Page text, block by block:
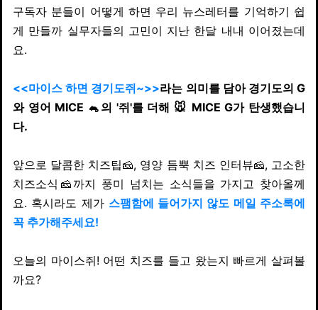
구독자 분들이 어떻게 하면 우리 뉴스레터를 기억하기 쉽
게 만들까 실무자들의 고민이 지난 한달 내내 이어졌는데
요.
<<마이스 하면 경기도쥐~>>라는 의미를 담아 경기도의 G
와 영어 MICE 🐁의 '쥐'를 더해 🐭 MICE G가 탄생했습니
다.
앞으로 달콤한 치즈팁🧀, 영양 듬뿍 치즈 인터뷰🧀, 고소한
치즈소식🧀까지 풍미 넘치는 소식들을 가지고 찾아올께
요. 혹시라도 제가 스팸함에 들어가지 않도 메일 주소록에
꼭 추가해주세요!
오늘의 마이스쥐! 어떤 치즈를 들고 왔는지 빠르게 살펴볼
까요?